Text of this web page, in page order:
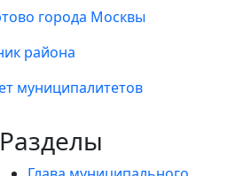
Разделы